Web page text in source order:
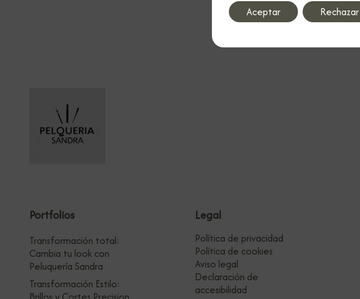
Portfolios
Transformación total:
Cambia tu look con
Peluquería Sandra
Transformación Estilo:
Legal
Política de privacidad
Política de cookies
Aviso legal
Declaración de
accesibilidad
Aceptar Rechazar